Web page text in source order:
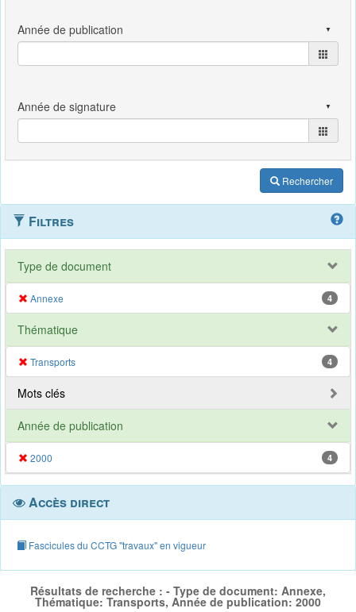
Rechercher
Filtres
Type de document
Annexe 4
Thématique
Transports 4
Mots clés
Année de publication
2000 4
Accès direct
Fascicules du CCTG "travaux" en vigueur
Résultats de recherche : - Type de document: Annexe,
Thématique: Transports, Année de publication: 2000